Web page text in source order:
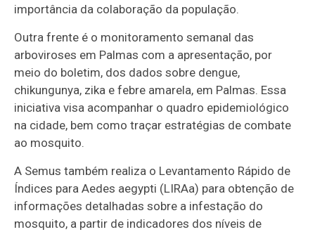
importância da colaboração da população.
Outra frente é o monitoramento semanal das
arboviroses em Palmas com a apresentação, por
meio do boletim, dos dados sobre dengue,
chikungunya, zika e febre amarela, em Palmas. Essa
iniciativa visa acompanhar o quadro epidemiológico
na cidade, bem como traçar estratégias de combate
ao mosquito.
A Semus também realiza o Levantamento Rápido de
Índices para Aedes aegypti (LIRAa) para obtenção de
informações detalhadas sobre a infestação do
mosquito, a partir de indicadores dos níveis de